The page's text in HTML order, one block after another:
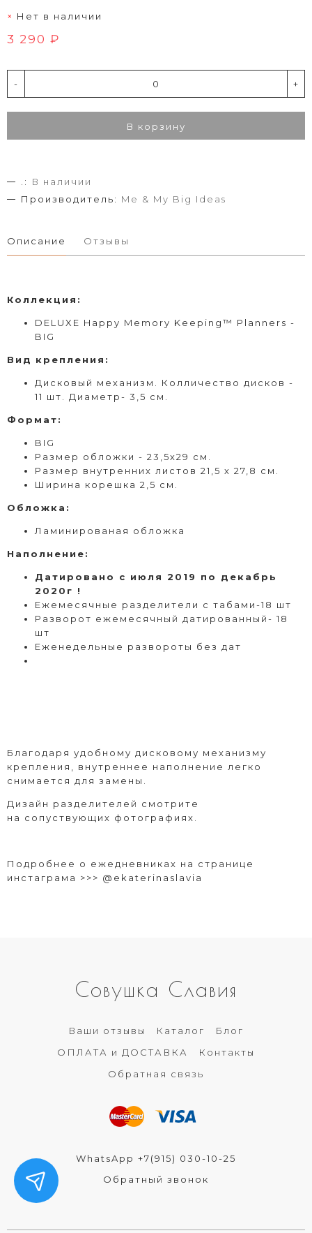
Нет в наличии
3 290 ₽
- +
В корзину
.:
В наличии
Производитель: Me & My Big Ideas
Описание Отзывы
Коллекция:
DELUXE Happy Memory Keeping™ Planners -
BIG
Вид крепления :
Дисковый механизм. Колличество дисков -
11 шт. Диаметр- 3,5 см.
Формат:
BIG
Размер обложки - 23,5х29 см.
Размер внутренних листов 21,5 х 27,8 см.
Ширина корешка 2,5 см.
Обложка:
Ламинированая обложка
Наполнение:
Датировано с июля 2019 по декабрь
2020г !
Ежемесячные разделители с табами-18 шт
Разворот ежемесячный датированный- 18
шт
Еженедельные развороты без дат
Благодаря удобному дисковому механизму
крепления, внутреннее наполнение легко
снимается для замены.
Дизайн разделителей смотрите
на сопуствующих фотографиях.
Подробнее о ежедневниках на странице
инстаграма >>> @ekaterinaslavia
Совушка Славия
Ваши отзывы Каталог
Блог
ОПЛАТА и ДОСТАВКА
Контакты
Обратная связь
WhatsApp +7(915) 030-10-25
Обратный звонок